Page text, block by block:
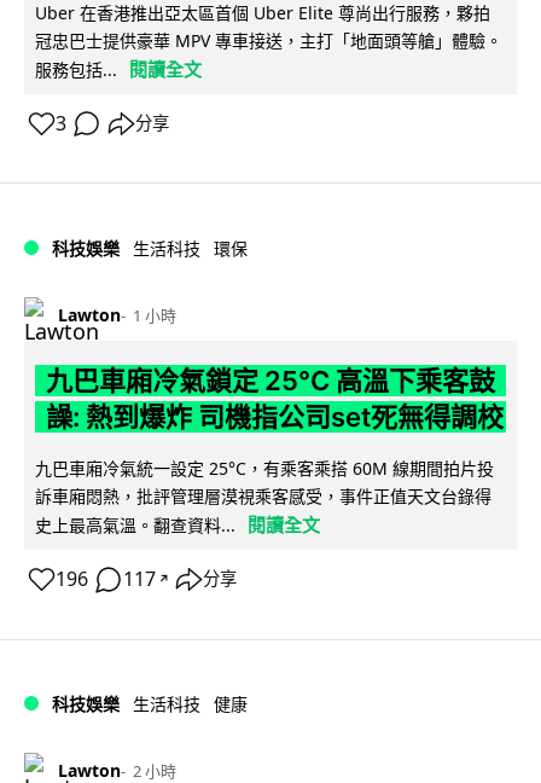
Uber 在香港推出亞太區首個 Uber Elite 尊尚出行服務，夥拍
冠忠巴士提供豪華 MPV 專車接送，主打「地面頭等艙」體驗。
服務包括...
閱讀全文
3 分享
科技娛樂 生活科技 環保
Lawton 1 小時
九巴車廂冷氣鎖定 25°C 高溫下乘客鼓
譟: 熱到爆炸 司機指公司set死無得調校
九巴車廂冷氣統一設定 25°C，有乘客乘搭 60M 線期間拍片投
訴車廂悶熱，批評管理層漠視乘客感受，事件正值天文台錄得
史上最高氣溫。翻查資料...
閱讀全文
196 117 ↗ 分享
科技娛樂 生活科技 健康
Lawton 2 小時